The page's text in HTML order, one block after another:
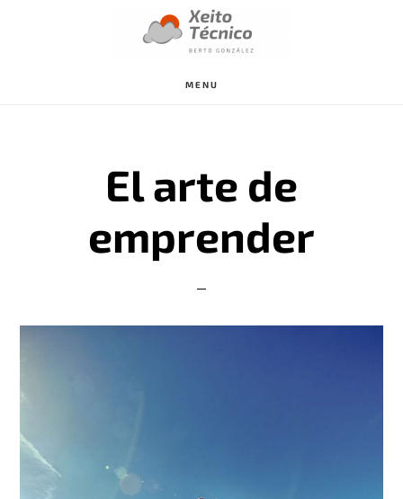
MENU
El arte de
emprender